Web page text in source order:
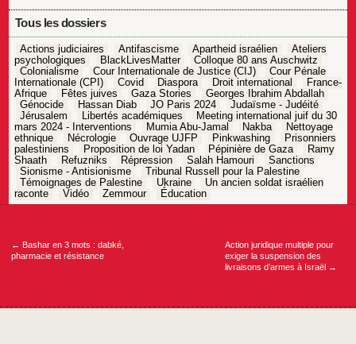
Tous les dossiers
Actions judiciaires Antifascisme Apartheid israélien
Ateliers
psychologiques
BlackLivesMatter
Colloque 80 ans Auschwitz
Colonialisme
Cour Internationale de Justice (CIJ)
Cour Pénale
Internationale (CPI)
Covid Diaspora Droit international
France-
Afrique
Fêtes juives Gaza Stories
Georges Ibrahim Abdallah
Génocide
Hassan Diab JO Paris 2024
Judaïsme - Judéité
Jérusalem
Libertés académiques
Meeting international juif du 30
mars 2024 - Interventions
Mumia Abu-Jamal Nakba
Nettoyage
ethnique
Nécrologie Ouvrage UJFP Pinkwashing
Prisonniers
palestiniens
Proposition de loi Yadan Pépinière de Gaza
Ramy
Shaath
Refuzniks Répression Salah Hamouri
Sanctions
Sionisme - Antisionisme
Tribunal Russell pour la Palestine
Témoignages de Palestine
Ukraine
Un ancien soldat israélien
raconte
Vidéo Zemmour Éducation
Navigation
← Bashar en 3 mots : dabké,
pharmacie et résistance
Action juridique multiple pour
exiger la suspension des
livraisons d’armes à Israël →